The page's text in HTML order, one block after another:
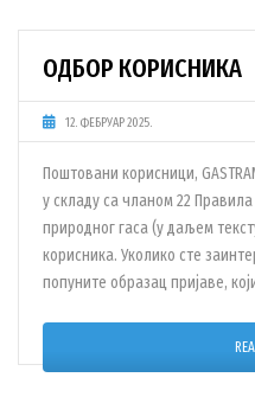
ОДБОР КОРИСНИКА
12. ФЕБРУАР 2025.
Поштовани корисници,
у складу са чланом 22
природног гаса (у даљем
корисника. Уколико сте
попуните образац пријаве,